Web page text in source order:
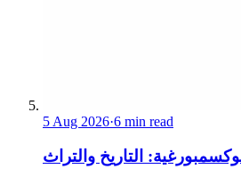
5 Aug 2026·6 min read
التاريخ والتراث